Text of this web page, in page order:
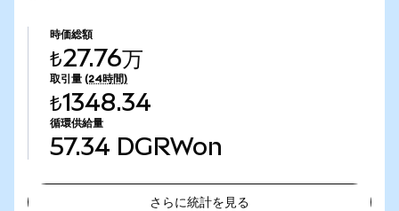
時価総額
₺27.76万
取引量 (24時間)
₺1348.34
循環供給量
57.34 DGRWon
さらに統計を見る